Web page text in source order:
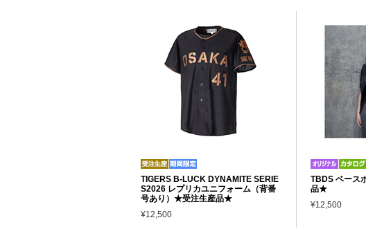
TIGERS B-LUCK DYNAMITE SERIE
S2026 レプリカユニフォーム（背番
号あり）★受注生産品★
¥12,500
TBDS ベース
品★
¥12,500